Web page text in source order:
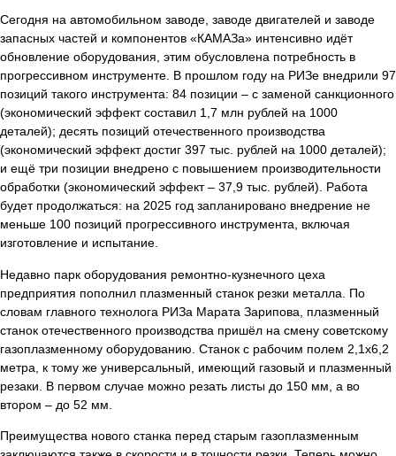
Сегодня на автомобильном заводе, заводе двигателей и заводе
запасных частей и компонентов «КАМАЗа» интенсивно идёт
обновление оборудования, этим обусловлена потребность в
прогрессивном инструменте. В прошлом году на РИЗе внедрили 97
позиций такого инструмента: 84 позиции – с заменой санкционного
(экономический эффект составил 1,7 млн рублей на 1000
деталей); десять позиций отечественного производства
(экономический эффект достиг 397 тыс. рублей на 1000 деталей);
и ещё три позиции внедрено с повышением производительности
обработки (экономический эффект – 37,9 тыс. рублей). Работа
будет продолжаться: на 2025 год запланировано внедрение не
меньше 100 позиций прогрессивного инструмента, включая
изготовление и испытание.
Недавно парк оборудования ремонтно-кузнечного цеха
предприятия пополнил плазменный станок резки металла. По
словам главного технолога РИЗа Марата Зарипова, плазменный
станок отечественного производства пришёл на смену советскому
газоплазменному оборудованию. Станок с рабочим полем 2,1х6,2
метра, к тому же универсальный, имеющий газовый и плазменный
резаки. В первом случае можно резать листы до 150 мм, а во
втором – до 52 мм.
Преимущества нового станка перед старым газоплазменным